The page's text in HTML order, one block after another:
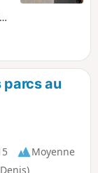
au
Moyenne